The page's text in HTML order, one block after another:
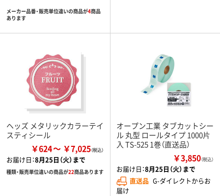
メーカー品番・販売単位違いの商品が4商品
あります
ヘッズ メタリックカラーテイ
スティシール
￥624 ￥7,025
お届け日：8月25日（火）まで
種類・販売単位違いの商品が22商品あります
オープン工業 タブカットシー
ル 丸型 ロールタイプ 1000片
入 TS-525 1巻（直送品）
￥3,850（税込）
お届け日：8月25日（火）まで
直送品 G-ダイレクトからお
届け